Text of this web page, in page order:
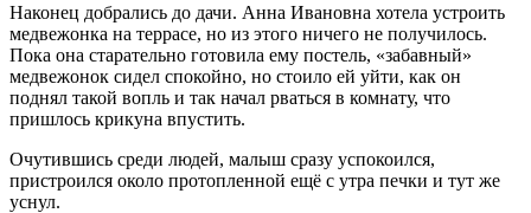
Наконец добрались до дачи. Анна Ивановна хотела устроить
медвежонка на террасе, но из этого ничего не получилось.
Пока она старательно готовила ему постель, «забавный»
медвежонок сидел спокойно, но стоило ей уйти, как он
поднял такой вопль и так начал рваться в комнату, что
пришлось крикуна впустить.
Очутившись среди людей, малыш сразу успокоился,
пристроился около протопленной ещё с утра печки и тут же
уснул.